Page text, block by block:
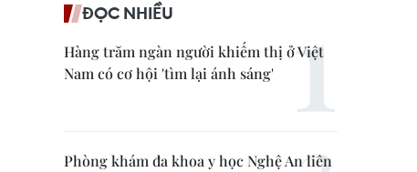
ĐỌC NHIỀU
Hàng trăm ngàn người khiếm thị ở Việt
Nam có cơ hội 'tìm lại ánh sáng'
Phòng khám đa khoa y học Nghệ An liên